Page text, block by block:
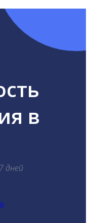
в
дней